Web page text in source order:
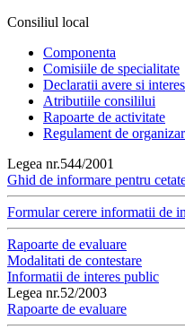
Consiliul local
Componenta
Comisiile de specialitate
Declaratii avere si
Atributiile consililui
Rapoarte de activitate
Regulament de
Legea nr.544/2001
Ghid de informare pentru
Formular cerere informatii de
Rapoarte de evaluare
Modalitati de contestare
Informatii de interes public
Legea nr.52/2003
Rapoarte de evaluare